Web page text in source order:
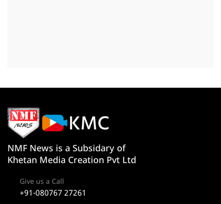
NMF News is a Subsidary of
Khetan Media Creation Pvt Ltd
Give us a Call
+91-080767 27261